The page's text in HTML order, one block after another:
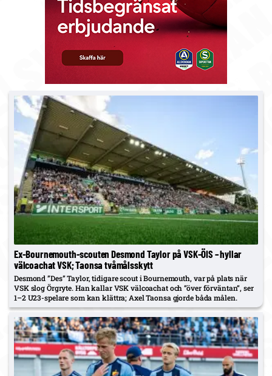
Ex-Bournemouth-scouten Desmond Taylor på VSK–ÖIS – hyllar
välcoachat VSK; Taonsa tvåmålsskytt
Desmond ”Des” Taylor, tidigare scout i Bournemouth, var på plats när
VSK slog Örgryte. Han kallar VSK välcoachat och ”över förväntan”, ser
1–2 U23-spelare som kan klättra; Axel Taonsa gjorde båda målen.